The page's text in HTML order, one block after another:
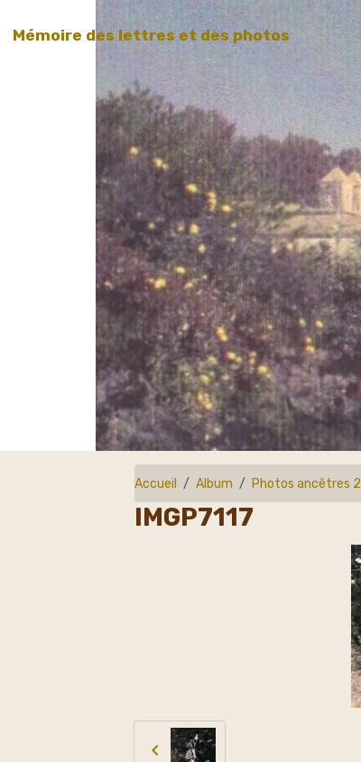
Mémoire des lettres et des photos
Accueil Album Photos ancêtres 2
IMGP7117